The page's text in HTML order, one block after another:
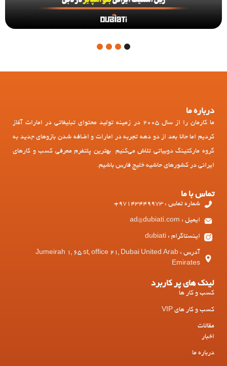
1
درباره ما
ما کارمان را از سال 2005 در زمینه تولید محتوای تبلیغاتی در امارات آغاز
کردیم اما حالا بعد از دو دهه تجربه در امارات و اضافه شدن بازوهای جدید به
گروه مارکتینگ دوبیاتی تلاش می‌کنیم بهترین پلتفرم معرفی کسب و کارهای
ایرانی در کشورهای حاشیه خلیج فارس باشیم.
تماس با ما
شماره تماس : 97143449973+
ایمیل : ad@dubiati.com
اینستاگرام : dubiati
آدرس : Jumeirah 1, 65 st, office 21, Dubai United Arab
Emirates
لینک های پر کاربرد
کسب و کار ها
کسب و کار های VIP
مقالات
اخبار
درباره ما